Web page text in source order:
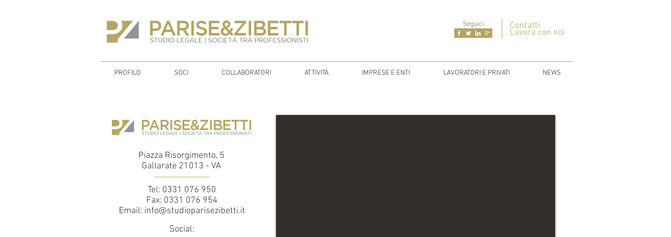
Seguici:
Lavora con noi
Contatti
PROFILO SOCI COLLABORATORI ATTIVITÀ IMPRESE E ENTI LAVORATORI E PRIVATI NEWS
Piazza Risorgimento, 5
​Gallarate 21013 - VA
Tel: 0331 076 950
Fax: 0331 076 954
Email: info@studioparisezibetti.it
Social: